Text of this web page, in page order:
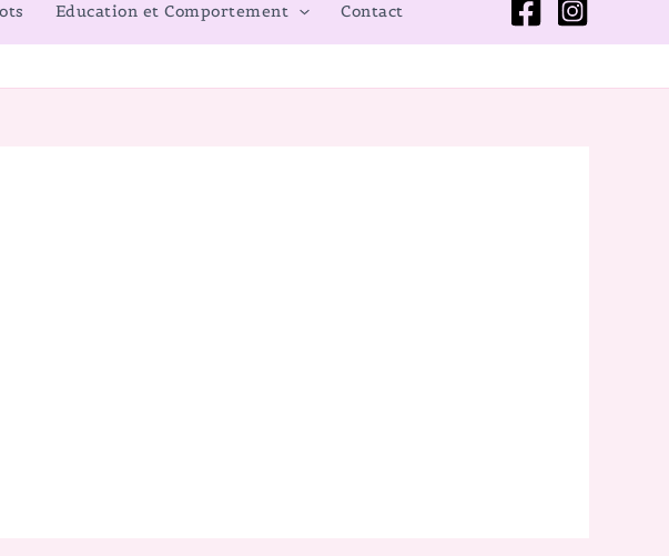
Education et Comportement Contact